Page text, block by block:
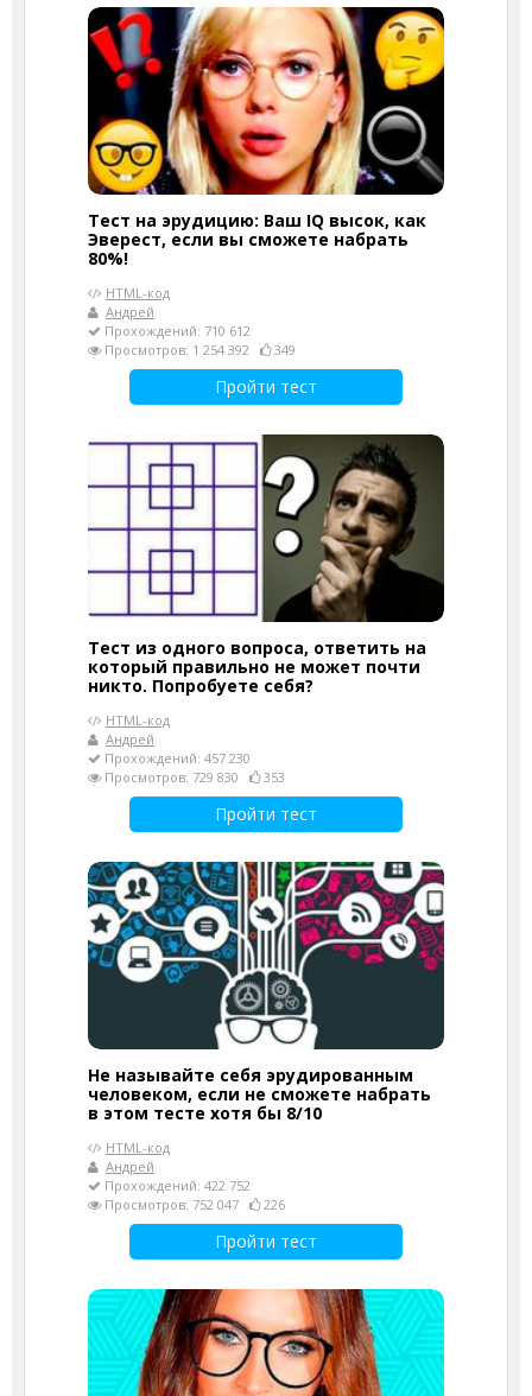
Тест на эрудицию: Ваш IQ высок, как
Эверест, если вы сможете набрать
80%!
HTML-код
Андрей
Прохождений: 710 612
Просмотров: 1 254 392
349
Пройти тест
Тест из одного вопроса, ответить на
который правильно не может почти
никто. Попробуете себя?
HTML-код
Андрей
Прохождений: 457 230
Просмотров: 729 830
353
Пройти тест
Не называйте себя эрудированным
человеком, если не сможете набрать
в этом тесте хотя бы 8/10
HTML-код
Андрей
Прохождений: 422 752
Просмотров: 752 047
226
Пройти тест